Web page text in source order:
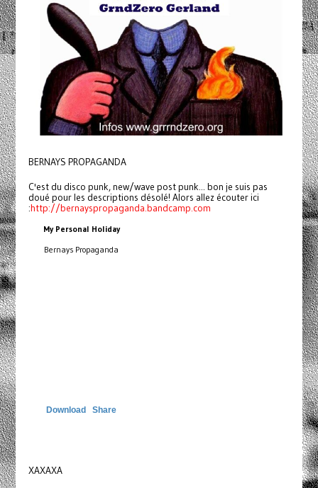
BERNAYS PROPAGANDA
C'est du disco punk, new/wave post punk... bon je suis pas
doué pour les descriptions désolé! Alors allez écouter ici
:http://bernayspropaganda.bandcamp.com
My Personal Holiday
Bernays Propaganda
Download Share
XAXAXA